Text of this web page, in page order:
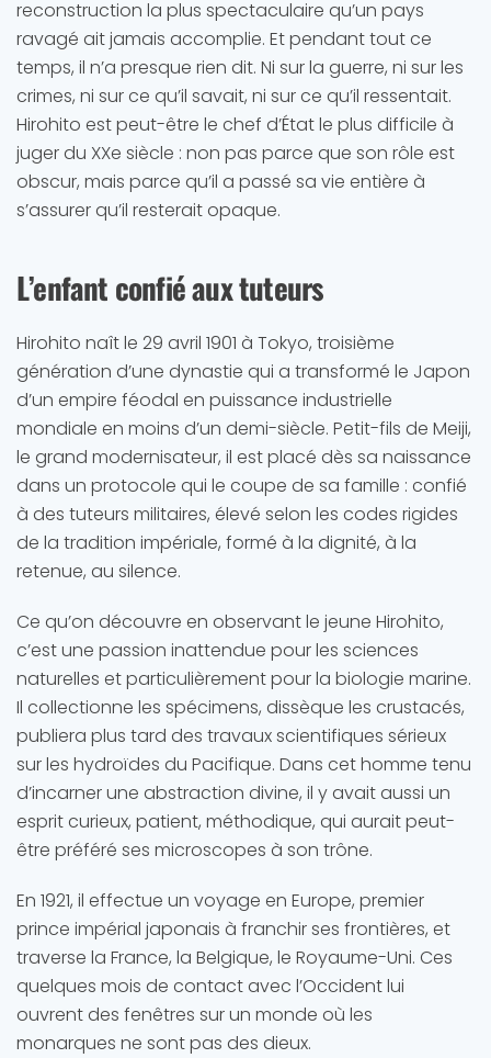
reconstruction la plus spectaculaire qu’un pays
ravagé ait jamais accomplie. Et pendant tout ce
temps, il n’a presque rien dit. Ni sur la guerre, ni sur les
crimes, ni sur ce qu’il savait, ni sur ce qu’il ressentait.
Hirohito est peut-être le chef d’État le plus difficile à
juger du XXe siècle : non pas parce que son rôle est
obscur, mais parce qu’il a passé sa vie entière à
s’assurer qu’il resterait opaque.
L’enfant confié aux tuteurs
Hirohito naît le 29 avril 1901 à Tokyo, troisième
génération d’une dynastie qui a transformé le Japon
d’un empire féodal en puissance industrielle
mondiale en moins d’un demi-siècle. Petit-fils de Meiji,
le grand modernisateur, il est placé dès sa naissance
dans un protocole qui le coupe de sa famille : confié
à des tuteurs militaires, élevé selon les codes rigides
de la tradition impériale, formé à la dignité, à la
retenue, au silence.
Ce qu’on découvre en observant le jeune Hirohito,
c’est une passion inattendue pour les sciences
naturelles et particulièrement pour la biologie marine.
Il collectionne les spécimens, dissèque les crustacés,
publiera plus tard des travaux scientifiques sérieux
sur les hydroïdes du Pacifique. Dans cet homme tenu
d’incarner une abstraction divine, il y avait aussi un
esprit curieux, patient, méthodique, qui aurait peut-
être préféré ses microscopes à son trône.
En 1921, il effectue un voyage en Europe, premier
prince impérial japonais à franchir ses frontières, et
traverse la France, la Belgique, le Royaume-Uni. Ces
quelques mois de contact avec l’Occident lui
ouvrent des fenêtres sur un monde où les
monarques ne sont pas des dieux.